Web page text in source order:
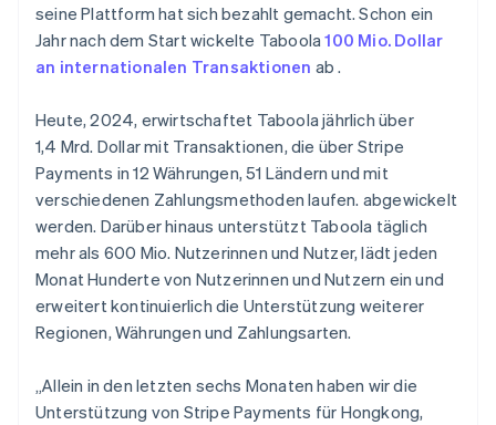
seine Plattform hat sich bezahlt gemacht. Schon ein
Jahr nach dem Start wickelte Taboola100 Mio. Dollar
an internationalen Transaktionen ab .
Heute, 2024, erwirtschaftet Taboola jährlich über
1,4 Mrd. Dollar mit Transaktionen, die über Stripe
Payments in 12 Währungen, 51 Ländern und mit
verschiedenen Zahlungsmethoden laufen. abgewickelt
werden. Darüber hinaus unterstützt Taboola täglich
mehr als 600 Mio. Nutzerinnen und Nutzer, lädt jeden
Monat Hunderte von Nutzerinnen und Nutzern ein und
erweitert kontinuierlich die Unterstützung weiterer
Regionen, Währungen und Zahlungsarten.
„Allein in den letzten sechs Monaten haben wir die
Unterstützung von Stripe Payments für Hongkong,